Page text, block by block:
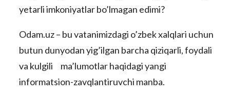
yetarli imkoniyatlar bo’lmagan edimi?
Odam.uz – bu vatanimizdagi o’zbek xalqlari uchun
butun dunyodan yig’ilgan barcha qiziqarli, foydali
va kulgili ma’lumotlar haqidagi yangi
informatsion-zavqlantiruvchi manba.